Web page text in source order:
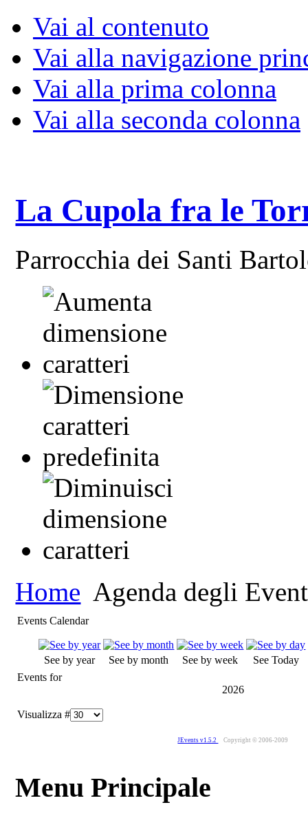
Vai al contenuto
Vai alla navigazione
Vai alla prima colonna
Vai alla seconda colonna
La Cupola fra le
Parrocchia dei Santi
Home Agenda degli
Events Calendar
See by year See by month See by week
See Today
Events for
2026
Visualizza #
JEvents v1.5.2 Copyright © 2006-2009
Menu Principale